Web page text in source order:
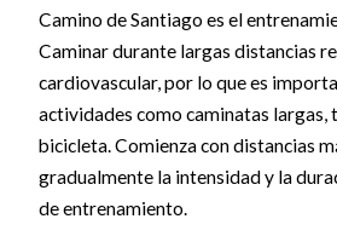
Camino de Santiago es el
Caminar durante largas distancias
cardiovascular, por lo que es
actividades como caminatas largas,
bicicleta. Comienza con distancias
gradualmente la intensidad y la
de entrenamiento.